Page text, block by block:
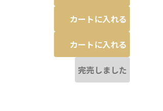
※撮影場所の関係上、着用画像
カートに入れる
カートに入れる
完売しました